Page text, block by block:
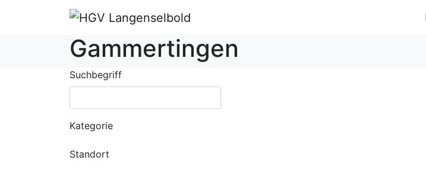
Gammertingen
Suchbegriff
Kategorie
Standort